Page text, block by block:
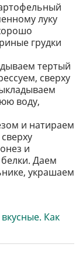
луку
грудки
тертый
сверху
воду,
и натираем
и
Даем
украшаем
Как